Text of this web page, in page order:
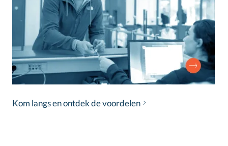
Kom langs en ontdek de voordelen